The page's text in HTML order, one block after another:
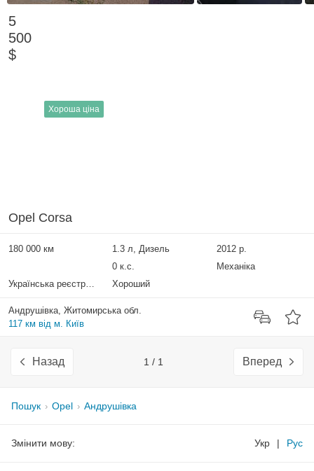
5
500
$
Хороша ціна
Opel Corsa
180 000 км 1.3 л, Дизель
2012 р.
0 к.с.
Механіка
Українська реєстрація
Хороший
Андрушівка, Житомирська обл.
117 км від м. Київ
Назад 1 / 1 Вперед
Пошук Opel Андрушівка
Змінити мову: Укр | Рус